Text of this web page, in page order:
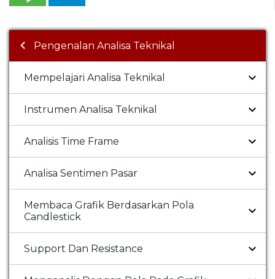
Pengenalan Analisa Teknikal
Mempelajari Analisa Teknikal
Instrumen Analisa Teknikal
Analisis Time Frame
Analisa Sentimen Pasar
Membaca Grafik Berdasarkan Pola
Candlestick
Support Dan Resistance